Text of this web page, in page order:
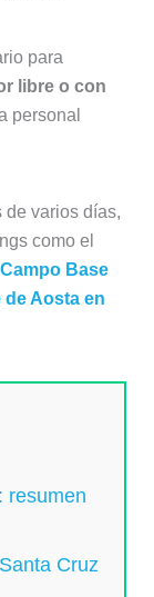
para
libre o con
personal
varios días,
como el
Base
Aosta en
resumen
Cruz